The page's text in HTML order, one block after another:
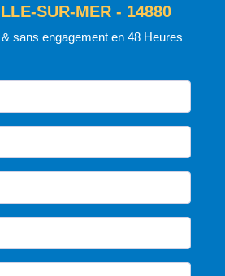
SUR-MER - 14880
sans engagement en 48 Heures